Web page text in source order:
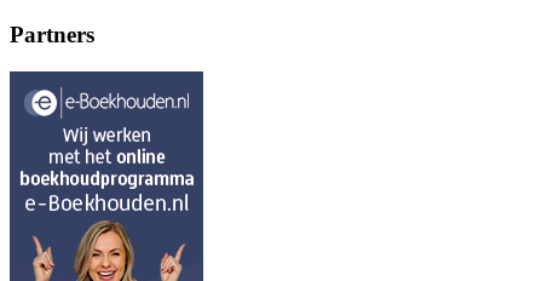
Partners